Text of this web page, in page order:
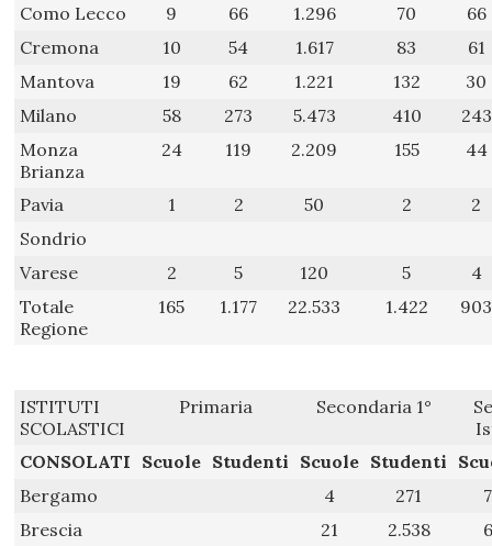
Como Lecco
9 66 1.296 70
66
Cremona
10 54 1.617 83
61
Mantova
19 62 1.221 132
30
Milano
58 273 5.473 410
243
Monza
Brianza
24 119 2.209 155 44
Pavia 1 2 50 2
2
Sondrio
Varese
2 5 120 5
4
Totale
Regione
165 1.177 22.533 1.422 903
ISTITUTI
SCOLASTICI
Primaria Secondaria 1°
CONSOLATI Scuole Studenti Scuole Studenti
Bergamo
4 271
7
Brescia
21 2.538
6